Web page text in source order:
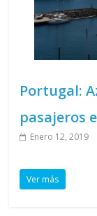
Portugal:
pasajeros
Enero 12, 2019
Ver más